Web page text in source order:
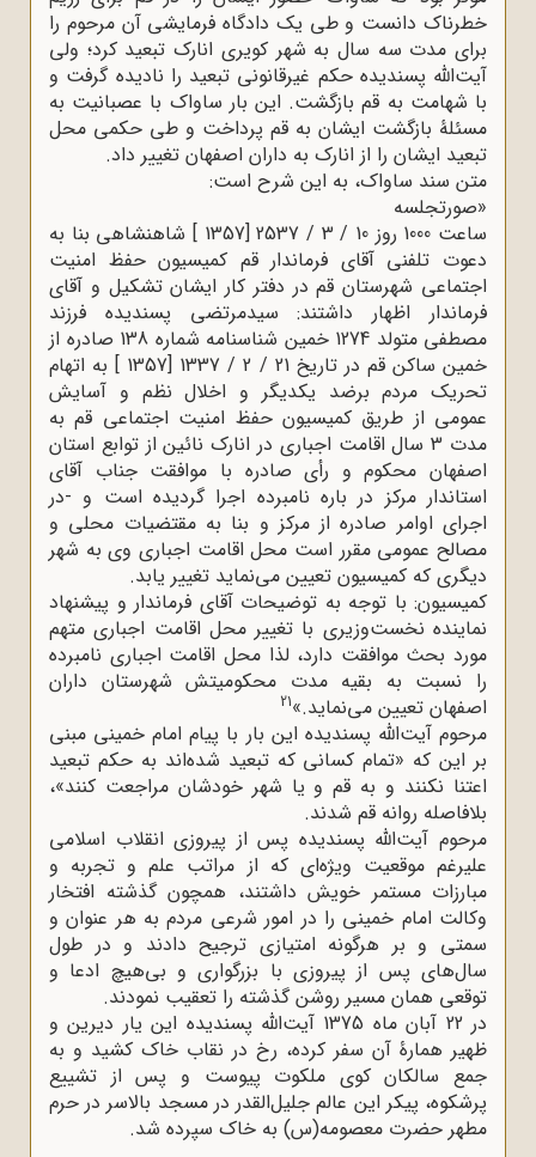
خطرناک دانست و طی یک دادگاه فرمایشی آن مرحوم را
برای مدت سه سال به شهر کویری انارک تبعید کرد؛ ولی
آیت‌الله پسندیده حکم غیرقانونی تبعید را نادیده گرفت و
با شهامت به قم بازگشت. این بار ساواک با عصبانیت به
مسئلۀ بازگشت ایشان به قم پرداخت و طی حکمی محل
تبعید ایشان را از انارک به داران اصفهان تغییر داد.
متن سند ساواک، به این شرح است:
«صورتجلسه
ساعت 1000 روز 10 / 3 / 2537 [1357 ] شاهنشاهی بنا به
دعوت تلفنی آقای فرماندار قم کمیسیون حفظ امنیت
اجتماعی شهرستان قم در دفتر کار ایشان تشکیل و آقای
فرماندار اظهار داشتند: سیدمرتضی پسندیده فرزند
مصطفی متولد 1274 خمین شناسنامه شماره 138 صادره از
خمین ساکن قم در تاریخ 21 / 2 / 1337 [1357 ] به اتهام
تحریک مردم برضد یکدیگر و اخلال نظم و آسایش
عمومی از طریق کمیسیون حفظ امنیت اجتماعی قم به
مدت 3 سال اقامت اجباری در انارک نائین از توابع استان
اصفهان محکوم و رأی صادره با موافقت جناب آقای
استاندار مرکز در باره نامبرده اجرا گردیده است و -در
اجرای اوامر صادره از مرکز و بنا به مقتضیات محلی و
مصالح عمومی مقرر است محل اقامت اجباری وی به شهر
دیگری که کمیسیون تعیین می‌نماید تغییر یابد.
کمیسیون: با توجه به توضیحات آقای فرماندار و پیشنهاد
نماینده نخست‌وزیری با تغییر محل اقامت اجباری متهم
مورد بحث موافقت دارد، لذا محل اقامت اجباری نامبرده
را نسبت به بقیه مدت محکومیتش شهرستان داران
اصفهان تعیین می‌نماید.»21
مرحوم آیت‌الله پسندیده این بار با پیام امام خمینی مبنی
بر این که «تمام کسانی که تبعید شده‌اند به حکم تبعید
اعتنا نکنند و به قم و یا شهر خودشان مراجعت کنند»،
بلافاصله روانه قم شدند.
مرحوم آیت‌الله پسندیده پس از پیروزی انقلاب اسلامی
علیرغم موقعیت ویژه‌ای که از مراتب علم و تجربه و
مبارزات مستمر خویش داشتند، همچون گذشته افتخار
وکالت امام خمینی را در امور شرعی مردم به هر عنوان و
سمتی و بر هرگونه امتیازی ترجیح دادند و در طول
سال‌های پس از پیروزی با بزرگواری و بی‌هیچ ادعا و
توقعی همان مسیر روشن گذشته را تعقیب نمودند.
در 22 آبان ماه 1375 آیت‌الله پسندیده این یار دیرین و
ظهیر همارۀ آن سفر کرده، رخ در نقاب خاک کشید و به
جمع سالکان کوی ملکوت پیوست و پس از تشییع
پرشکوه، پیکر این عالم جلیل‌القدر در مسجد بالاسر در حرم
مطهر حضرت معصومه(س) به خاک سپرده شد.